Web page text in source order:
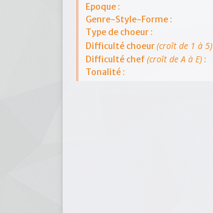
Epoque :
Genre-Style-Forme :
Type de choeur :
Difficulté choeur(croît de 1 à 5)
Difficulté chef (croît de A à E) :
Tonalité :